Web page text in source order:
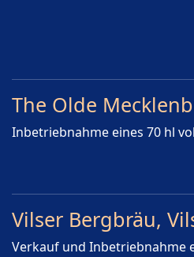
The Olde
Inbetriebnahme eines 70 hl
Vilser Bergbräu,
Verkauf und Inbetriebnahme